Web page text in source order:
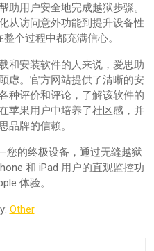
助用户安全地完成越狱步骤。
从访问意外功能到提升设备性
个过程中都充满信心。
和安装软件的人来说，爱思助
虑。官方网站提供了清晰的安
种评价和评论，了解该软件的
苹果用户中培养了社区感，并
品牌的信赖。
您的终极设备，通过无缝越狱
和 iPad 用户的直观监控功
体验。
Other